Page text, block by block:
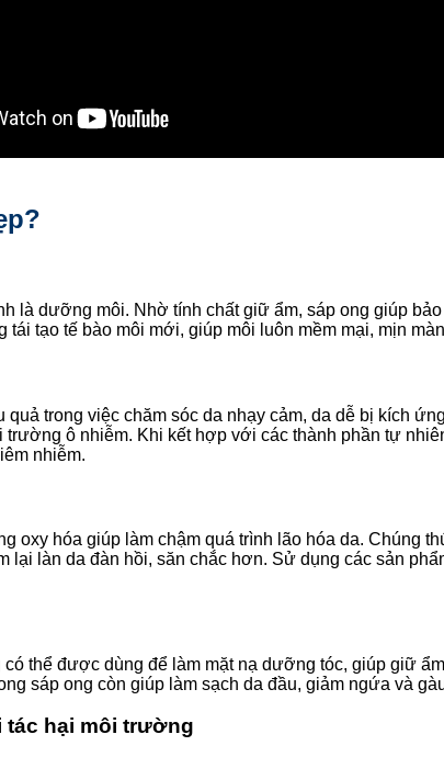
là dưỡng môi. Nhờ tính chất giữ ẩm, sáp ong giúp
tạo tế bào môi mới, giúp môi luôn mềm mại, mịn
trong việc chăm sóc da nhạy cảm, da dễ bị kích
ô nhiễm. Khi kết hợp với các thành phần tự
nhiễm.
oxy hóa giúp làm chậm quá trình lão hóa da. Chúng
làn da đàn hồi, săn chắc hơn. Sử dụng các sản
thể được dùng để làm mặt nạ dưỡng tóc, giúp giữ
sáp ong còn giúp làm sạch da đầu, giảm ngứa và
tác hại môi trường